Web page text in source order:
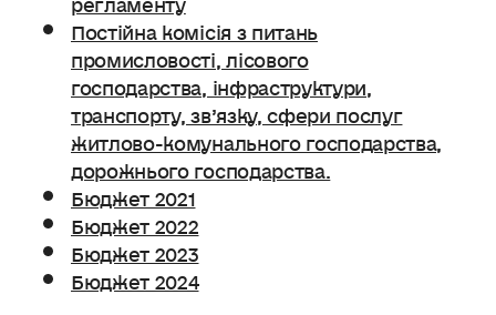
Постійна комісія з питань
промисловості, лісового
господарства, інфраструктури,
транспорту, зв’язку, сфери послуг
житлово-комунального господарства,
дорожнього господарства.
Бюджет 2021
Бюджет 2022
Бюджет 2023
Бюджет 2024